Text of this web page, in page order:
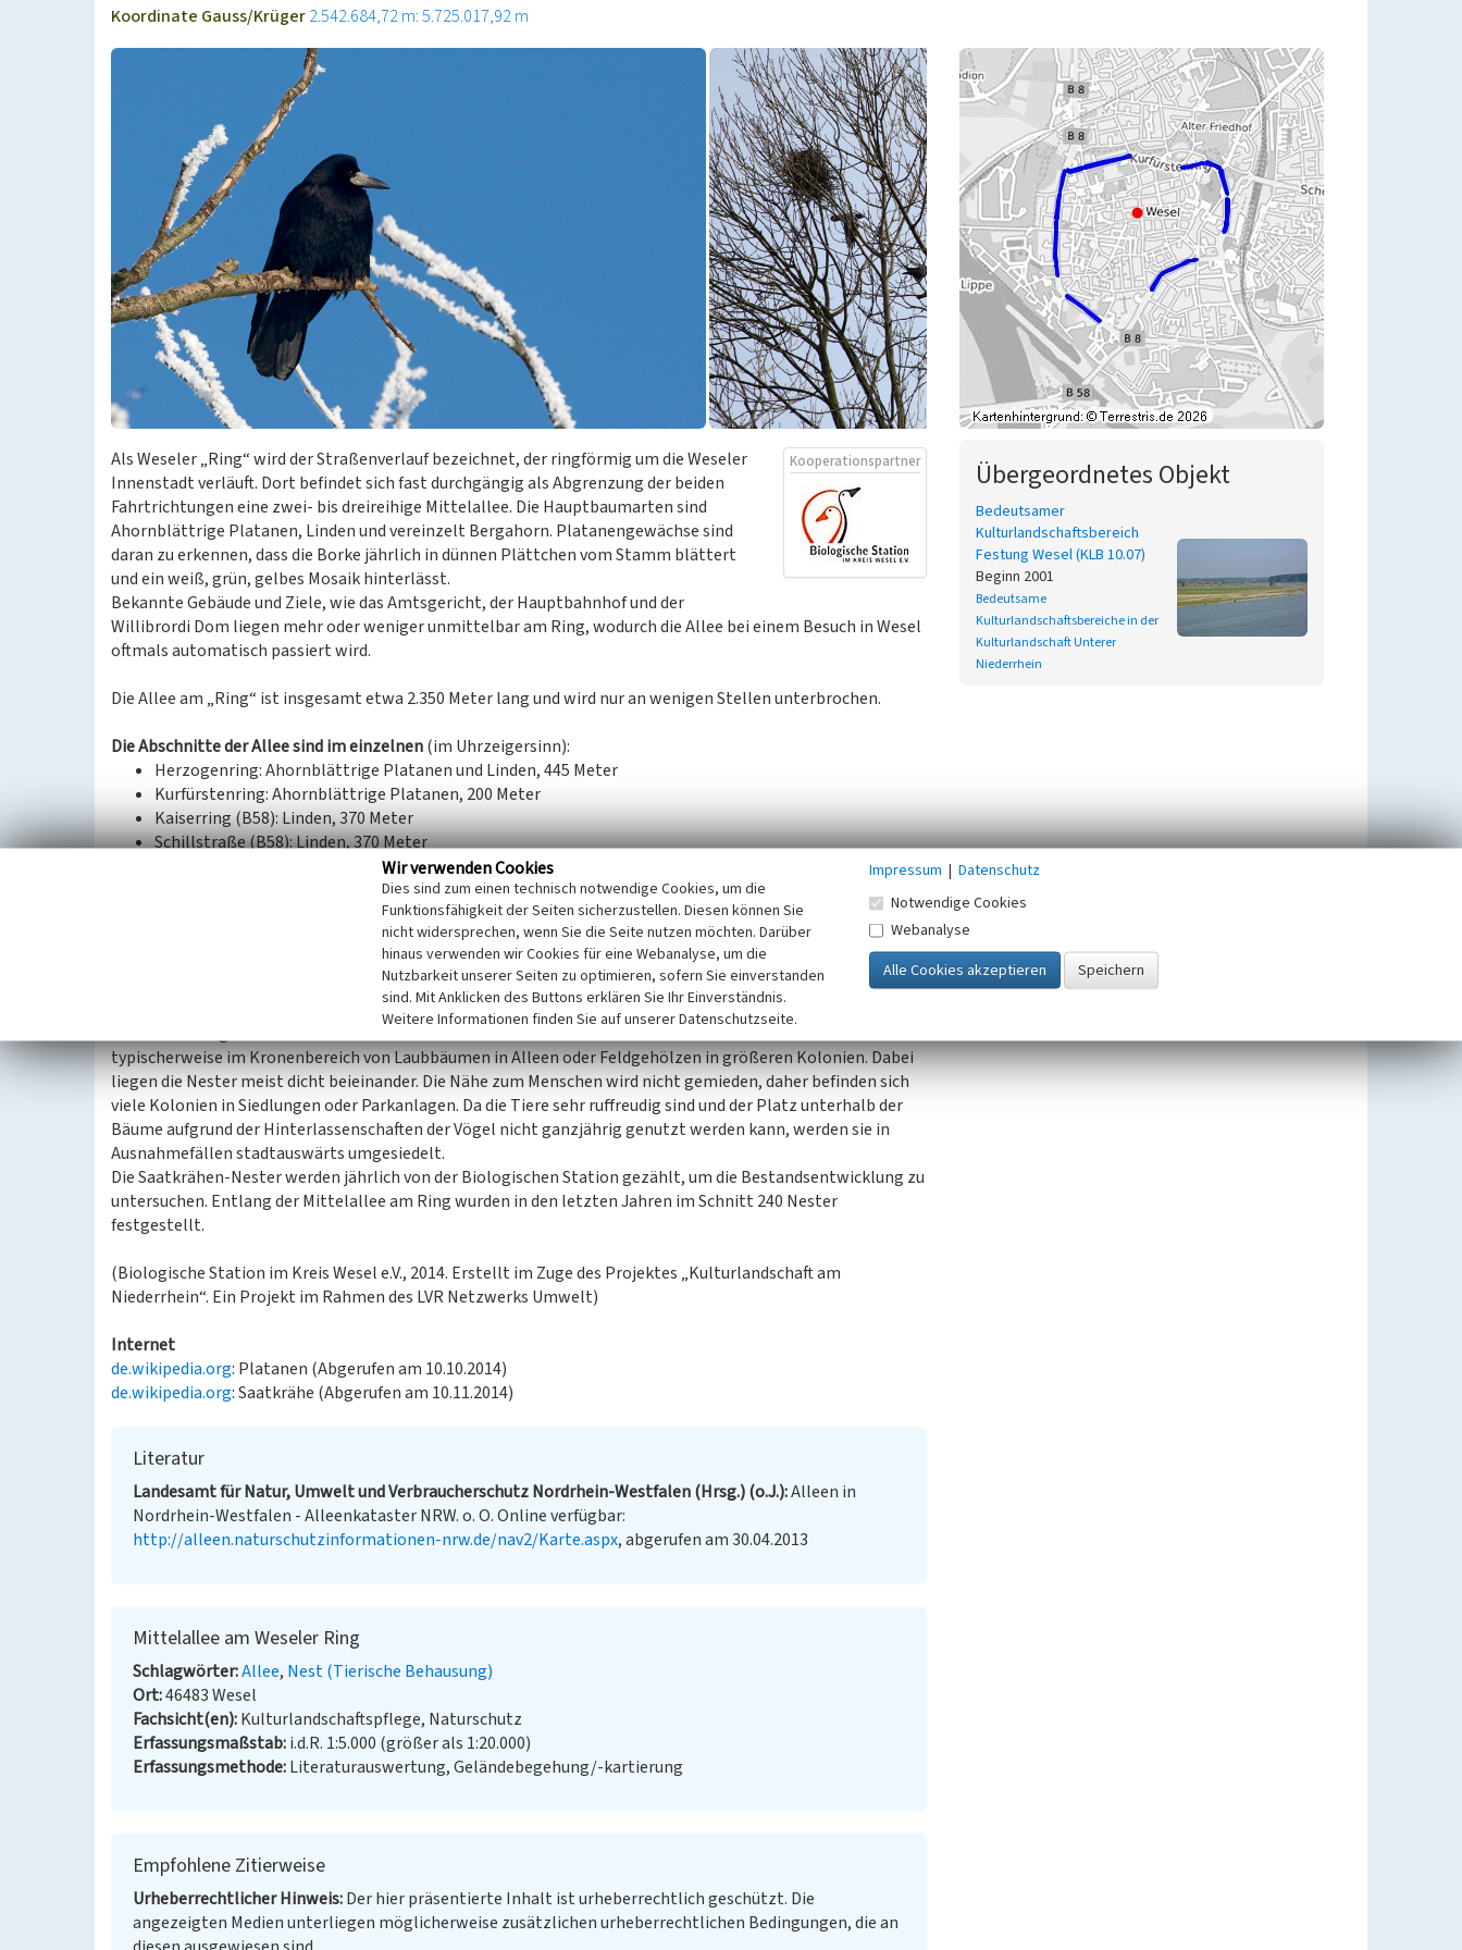
Koordinate Gauss/Krüger2.542.684,72 m: 5.725.017,92 m
Kooperationspartner
Als Weseler „Ring“ wird der Straßenverlauf bezeichnet, der ringförmig um die Weseler
Innenstadt verläuft. Dort befindet sich fast durchgängig als Abgrenzung der beiden
Fahrtrichtungen eine zwei- bis dreireihige Mittelallee. Die Hauptbaumarten sind
Ahornblättrige Platanen, Linden und vereinzelt Bergahorn. Platanengewächse sind
daran zu erkennen, dass die Borke jährlich in dünnen Plättchen vom Stamm blättert
und ein weiß, grün, gelbes Mosaik hinterlässt.
Bekannte Gebäude und Ziele, wie das Amtsgericht, der Hauptbahnhof und der
Willibrordi Dom liegen mehr oder weniger unmittelbar am Ring, wodurch die Allee bei einem Besuch in Wesel
oftmals automatisch passiert wird.
Die Allee am „Ring“ ist insgesamt etwa 2.350 Meter lang und wird nur an wenigen Stellen unterbrochen.
Die Abschnitte der Allee sind im einzelnen(im Uhrzeigersinn):
Herzogenring: Ahornblättrige Platanen und Linden, 445 Meter
Kurfürstenring: Ahornblättrige Platanen, 200 Meter
Kaiserring (B58): Linden, 370 Meter
Schillstraße (B58): Linden, 370 Meter
Südring/Hansaring: Ahornblättrige Platanen, Linden und wenig Bergahorn, 970 Meter
Alleen sind nach dem Landschaftsgesetz NRW geschützt.
Die Allee am Ring wird schon seit langer Zeit abschnittsweise von Saatkrähen, eine der sechs bei uns
heimischen Arten aus der Familie der Rabenvögel, besiedelt. Anhand des markanten hellen, großen Schnabels
typischerweise im Kronenbereich von Laubbäumen in Alleen oder Feldgehölzen in größeren Kolonien. Dabei
liegen die Nester meist dicht beieinander. Die Nähe zum Menschen wird nicht gemieden, daher befinden sich
viele Kolonien in Siedlungen oder Parkanlagen. Da die Tiere sehr ruffreudig sind und der Platz unterhalb der
Bäume aufgrund der Hinterlassenschaften der Vögel nicht ganzjährig genutzt werden kann, werden sie in
Ausnahmefällen stadtauswärts umgesiedelt.
Die Saatkrähen-Nester werden jährlich von der Biologischen Station gezählt, um die Bestandsentwicklung zu
untersuchen. Entlang der Mittelallee am Ring wurden in den letzten Jahren im Schnitt 240 Nester
festgestellt.
(Biologische Station im Kreis Wesel e.V., 2014. Erstellt im Zuge des Projektes „Kulturlandschaft am
Niederrhein“. Ein Projekt im Rahmen des LVR Netzwerks Umwelt)
Internet
de.wikipedia.org: Platanen (Abgerufen am 10.10.2014)
de.wikipedia.org: Saatkrähe (Abgerufen am 10.11.2014)
Literatur
Landesamt für Natur, Umwelt und Verbraucherschutz Nordrhein-Westfalen (Hrsg.) (o.J.) Alleen in
Nordrhein-Westfalen - Alleenkataster NRW. o. O. Online verfügbar:
http://alleen.naturschutzinformationen-nrw.de/nav2/Karte.aspx, abgerufen am 30.04.2013
Mittelallee am Weseler Ring
Schlagwörter Allee Nest (Tierische Behausung)
Ort 46483 Wesel
Fachsicht(en) Kulturlandschaftspflege, Naturschutz
Erfassungsmaßstab i.d.R. 1:5.000 (größer als 1:20.000)
Erfassungsmethode Literaturauswertung, Geländebegehung/-kartierung
Empfohlene Zitierweise
Urheberrechtlicher Hinweis Der hier präsentierte Inhalt ist urheberrechtlich geschützt. Die
angezeigten Medien unterliegen möglicherweise zusätzlichen urheberrechtlichen Bedingungen, die an
Übergeordnetes Objekt
Bedeutsamer
Kulturlandschaftsbereich
Festung Wesel (KLB 10.07)
Beginn 2001
Bedeutsame
Kulturlandschaftsbereiche in der
Kulturlandschaft Unterer
Niederrhein
Wir verwenden Cookies
Dies sind zum einen technisch notwendige Cookies, um die
Funktionsfähigkeit der Seiten sicherzustellen. Diesen können Sie
nicht widersprechen, wenn Sie die Seite nutzen möchten. Darüber
hinaus verwenden wir Cookies für eine Webanalyse, um die
Nutzbarkeit unserer Seiten zu optimieren, sofern Sie einverstanden
sind. Mit Anklicken des Buttons erklären Sie Ihr Einverständnis.
Weitere Informationen finden Sie auf unserer Datenschutzseite.
Impressum | Datenschutz
Notwendige Cookies
Webanalyse